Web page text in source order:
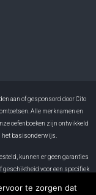
aan of gesponsord door Cito
Alle merknamen en
oefenboeken zijn ontwikkeld
het basisonderwijs.
kunnen er geen garanties
geschiktheid voor een specifiek
per leerling verschillen. Het
te zorgen dat